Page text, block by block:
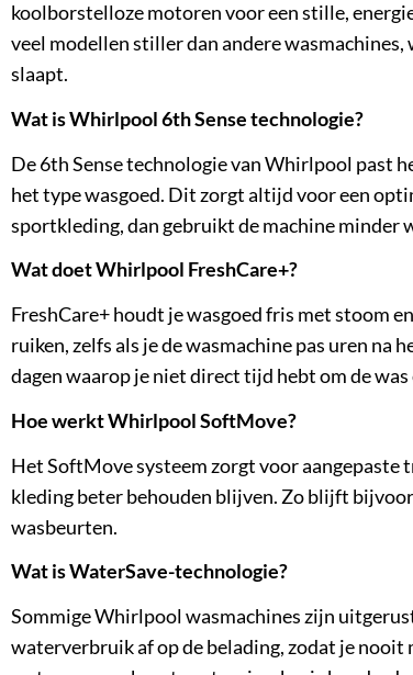
koolborstelloze motoren voor een stille,
veel modellen stiller dan andere
slaapt.
Wat is Whirlpool 6th Sense technologie?
De 6th Sense technologie van Whirlpool past
het type wasgoed. Dit zorgt altijd voor een
sportkleding, dan gebruikt de machine minder
Wat doet Whirlpool FreshCare+?
FreshCare+ houdt je wasgoed fris met stoom
ruiken, zelfs als je de wasmachine pas uren
dagen waarop je niet direct tijd hebt om de
Hoe werkt Whirlpool SoftMove?
Het SoftMove systeem zorgt voor aangepaste
kleding beter behouden blijven. Zo blijft
wasbeurten.
Wat is WaterSave-technologie?
Sommige Whirlpool wasmachines zijn
waterverbruik af op de belading, zodat je